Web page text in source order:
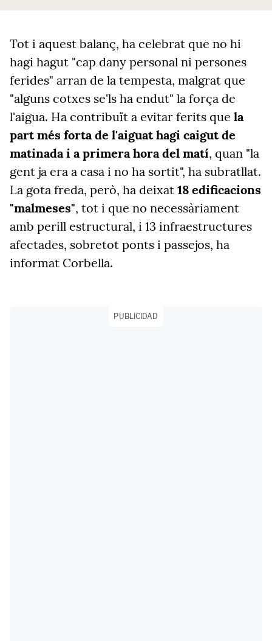
Tot i aquest balanç, ha celebrat que no hi
hagi hagut "cap dany personal ni persones
ferides" arran de la tempesta, malgrat que
"alguns cotxes se'ls ha endut" la força de
l'aigua. Ha contribuït a evitar ferits que la
part més forta de l'aiguat hagi caigut de
matinada i a primera hora del matí, quan "la
gent ja era a casa i no ha sortit", ha subratllat.
La gota freda, però, ha deixat 18 edificacions
"malmeses", tot i que no necessàriament
amb perill estructural, i 13 infraestructures
afectades, sobretot ponts i passejos, ha
informat Corbella.
PUBLICIDAD